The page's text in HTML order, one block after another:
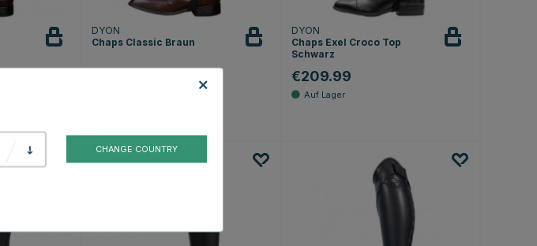
DYON
Chaps Classic Braun
DYON
Chaps Exel Croco Top
Schwarz
€209.99
CHANGE COUNTRY